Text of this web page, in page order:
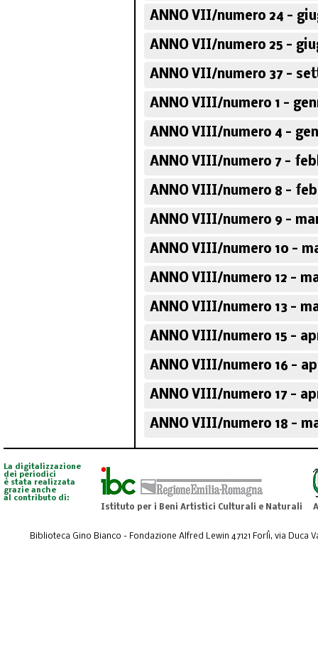
ANNO VII/numero 24 -
ANNO VII/numero 25 -
ANNO VII/numero 37 -
ANNO VIII/numero 1 -
ANNO VIII/numero 4 -
ANNO VIII/numero 7 -
ANNO VIII/numero 8 -
ANNO VIII/numero 9 -
ANNO VIII/numero 10 -
ANNO VIII/numero 12 -
ANNO VIII/numero 13 -
ANNO VIII/numero 15 -
ANNO VIII/numero 16 -
ANNO VIII/numero 17 -
ANNO VIII/numero 18 -
La digitalizzazione
dei periodici
è stata realizzata
grazie anche
al contributo di:
Istituto per i Beni Artistici Culturali e Naturali
Biblioteca Gino Bianco - Fondazione Alfred Lewin 47121 Forlì, via Duca